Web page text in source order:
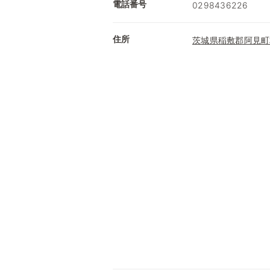
電話番号 0298436226
住所 茨城県稲敷郡阿見